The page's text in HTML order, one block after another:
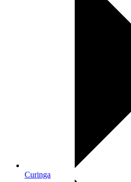
Curinga